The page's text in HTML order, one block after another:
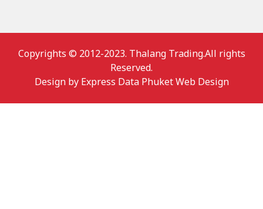
Copyrights © 2012-2023. Thalang Trading.All rights
Reserved.
Design by Express Data Phuket Web Design